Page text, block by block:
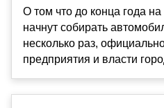
О том что до конца года
начнут собирать
несколько раз,
предприятия и власти